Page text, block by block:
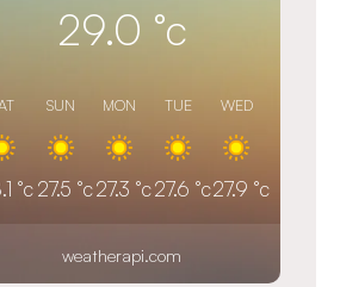
29.0 °c
°c
SUN
27.5 °c
MON
27.3 °c
TUE
27.6 °c
WED
27.9 °c
weatherapi.com